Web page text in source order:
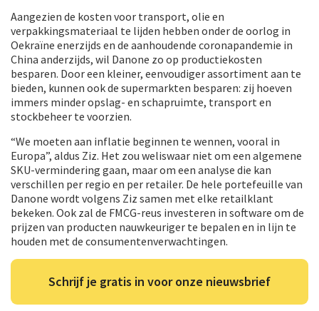
Aangezien de kosten voor transport, olie en
verpakkingsmateriaal te lijden hebben onder de oorlog in
Oekraïne enerzijds en de aanhoudende coronapandemie in
China anderzijds, wil Danone zo op productiekosten
besparen. Door een kleiner, eenvoudiger assortiment aan te
bieden, kunnen ook de supermarkten besparen: zij hoeven
immers minder opslag- en schapruimte, transport en
stockbeheer te voorzien.
“We moeten aan inflatie beginnen te wennen, vooral in
Europa”, aldus Ziz. Het zou weliswaar niet om een algemene
SKU-vermindering gaan, maar om een analyse die kan
verschillen per regio en per retailer. De hele portefeuille van
Danone wordt volgens Ziz samen met elke retailklant
bekeken. Ook zal de FMCG-reus investeren in software om de
prijzen van producten nauwkeuriger te bepalen en in lijn te
houden met de consumentenverwachtingen.
Schrijf je gratis in voor onze nieuwsbrief